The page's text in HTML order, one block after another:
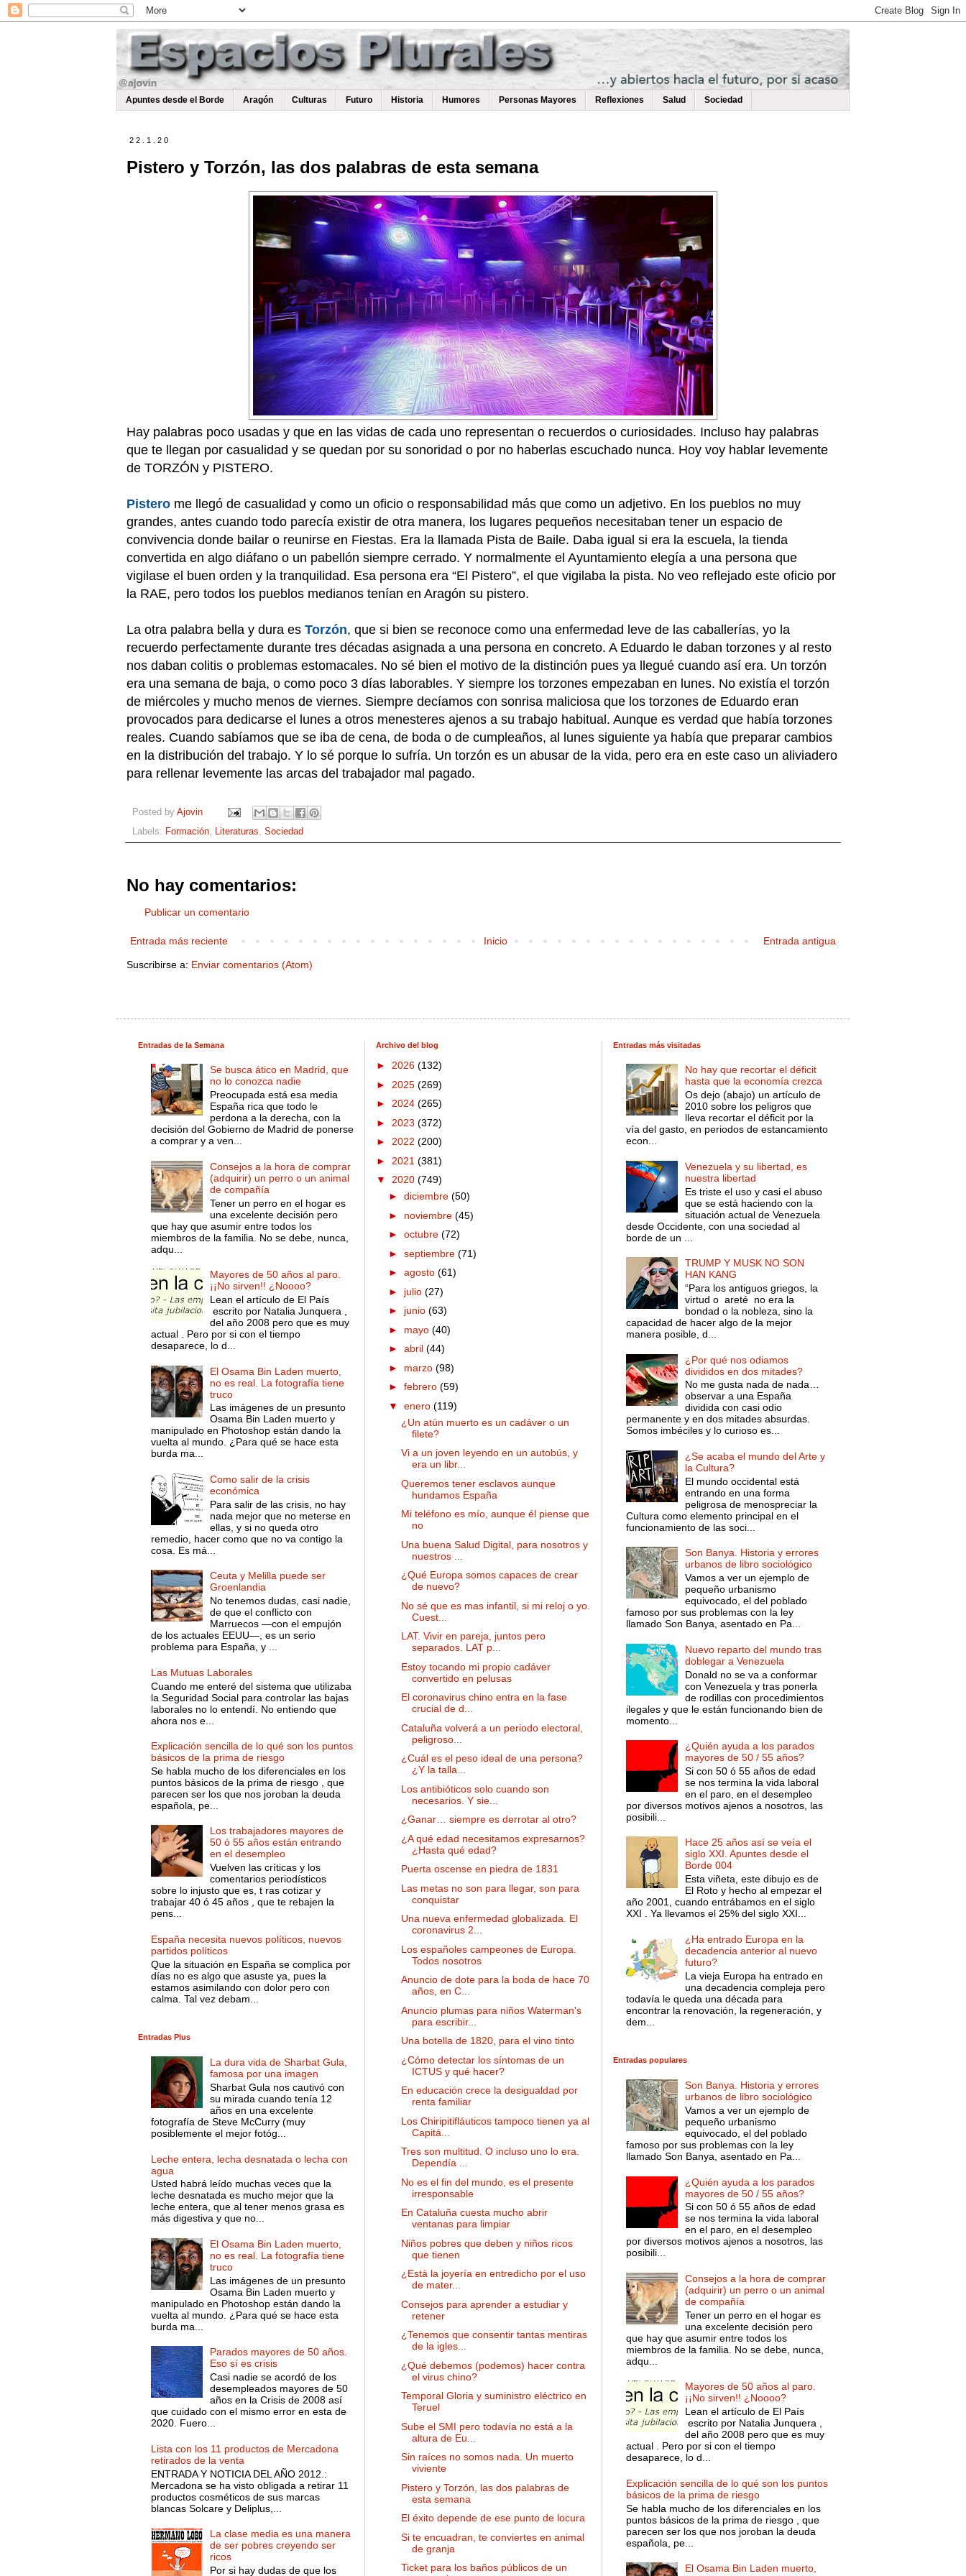
Apuntes desde el Borde Aragón Culturas Futuro Historia Humores Personas Mayores Reflexiones Salud Sociedad
22.1.20
Pistero y Torzón, las dos palabras de esta semana
Hay palabras poco usadas y que en las vidas de cada uno representan o recuerdos o curiosidades. Incluso hay palabras
que te llegan por casualidad y se quedan por su sonoridad o por no haberlas escuchado nunca. Hoy voy hablar levemente
de TORZÓN y PISTERO.
Pistero me llegó de casualidad y como un oficio o responsabilidad más que como un adjetivo. En los pueblos no muy
grandes, antes cuando todo parecía existir de otra manera, los lugares pequeños necesitaban tener un espacio de
convivencia donde bailar o reunirse en Fiestas. Era la llamada Pista de Baile. Daba igual si era la escuela, la tienda
convertida en algo diáfano o un pabellón siempre cerrado. Y normalmente el Ayuntamiento elegía a una persona que
vigilase el buen orden y la tranquilidad. Esa persona era “El Pistero”, el que vigilaba la pista. No veo reflejado este oficio por
la RAE, pero todos los pueblos medianos tenían en Aragón su pistero.
La otra palabra bella y dura es Torzón, que si bien se reconoce como una enfermedad leve de las caballerías, yo la
recuerdo perfectamente durante tres décadas asignada a una persona en concreto. A Eduardo le daban torzones y al resto
nos daban colitis o problemas estomacales. No sé bien el motivo de la distinción pues ya llegué cuando así era. Un torzón
era una semana de baja, o como poco 3 días laborables. Y siempre los torzones empezaban en lunes. No existía el torzón
de miércoles y mucho menos de viernes. Siempre decíamos con sonrisa maliciosa que los torzones de Eduardo eran
provocados para dedicarse el lunes a otros menesteres ajenos a su trabajo habitual. Aunque es verdad que había torzones
reales. Cuando sabíamos que se iba de cena, de boda o de cumpleaños, al lunes siguiente ya había que preparar cambios
en la distribución del trabajo. Y lo sé porque lo sufría. Un torzón es un abusar de la vida, pero era en este caso un aliviadero
para rellenar levemente las arcas del trabajador mal pagado.
Posted by Ajovin
Labels: Formación Literaturas Sociedad
No hay comentarios:
Publicar un comentario
Entrada más reciente Entrada antigua
Inicio
Suscribirse a: Enviar comentarios (Atom)
Entradas de la Semana
Se busca ático en Madrid, que
no lo conozca nadie
Preocupada está esa media
España rica que todo le
perdona a la derecha, con la
decisión del Gobierno de Madrid de ponerse
a comprar y a ven...
Consejos a la hora de comprar
(adquirir) un perro o un animal
de compañía
Tener un perro en el hogar es
una excelente decisión pero
que hay que asumir entre todos los
miembros de la familia. No se debe, nunca,
adqu...
Mayores de 50 años al paro.
¡¡No sirven!! ¿Noooo?
Lean el artículo de El País
escrito por Natalia Junquera ,
del año 2008 pero que es muy
actual . Pero por si con el tiempo
desaparece, lo d...
El Osama Bin Laden muerto,
no es real. La fotografía tiene
truco
Las imágenes de un presunto
Osama Bin Laden muerto y
manipulado en Photoshop están dando la
vuelta al mundo. ¿Para qué se hace esta
burda ma...
Como salir de la crisis
económica
Para salir de las crisis, no hay
nada mejor que no meterse en
ellas, y si no queda otro
remedio, hacer como que no va contigo la
cosa. Es má...
Ceuta y Melilla puede ser
Groenlandia
No tenemos dudas, casi nadie,
de que el conflicto con
Marruecos —con el empujón
de los actuales EEUU—, es un serio
problema para España, y ...
Las Mutuas Laborales
Cuando me enteré del sistema que utilizaba
la Seguridad Social para controlar las bajas
laborales no lo entendí. No entiendo que
ahora nos e...
Explicación sencilla de lo qué son los puntos
básicos de la prima de riesgo
Se habla mucho de los diferenciales en los
puntos básicos de la prima de riesgo , que
parecen ser los que nos joroban la deuda
española, pe...
Los trabajadores mayores de
50 ó 55 años están entrando
en el desempleo
Vuelven las críticas y los
comentarios periodísticos
sobre lo injusto que es, t ras cotizar y
trabajar 40 ó 45 años , que te rebajen la
pens...
España necesita nuevos políticos, nuevos
partidos políticos
Que la situación en España se complica por
días no es algo que asuste ya, pues la
estamos asimilando con dolor pero con
calma. Tal vez debam...
Entradas Plus
La dura vida de Sharbat Gula,
famosa por una imagen
Sharbat Gula nos cautivó con
su mirada cuando tenía 12
años en una excelente
fotografía de Steve McCurry (muy
posiblemente el mejor fotóg...
Leche entera, lecha desnatada o lecha con
agua
Usted habrá leído muchas veces que la
leche desnatada es mucho mejor que la
leche entera, que al tener menos grasa es
más digestiva y que no...
El Osama Bin Laden muerto,
no es real. La fotografía tiene
truco
Las imágenes de un presunto
Osama Bin Laden muerto y
manipulado en Photoshop están dando la
vuelta al mundo. ¿Para qué se hace esta
burda ma...
Parados mayores de 50 años.
Eso sí es crisis
Casi nadie se acordó de los
desempleados mayores de 50
años en la Crisis de 2008 así
que cuidado con el mismo error en esta de
2020. Fuero...
Lista con los 11 productos de Mercadona
retirados de la venta
ENTRADA Y NOTICIA DEL AÑO 2012.:
Mercadona se ha visto obligada a retirar 11
productos cosméticos de sus marcas
blancas Solcare y Deliplus,...
La clase media es una manera
de ser pobres creyendo ser
ricos
Por si hay dudas de que los
Archivo del blog
► 2026 (132)
► 2025 (269)
► 2024 (265)
► 2023 (372)
► 2022 (200)
► 2021 (381)
▼ 2020 (749)
► diciembre (50)
► noviembre (45)
► octubre (72)
► septiembre (71)
► agosto (61)
► julio (27)
► junio (63)
► mayo (40)
► abril (44)
► marzo (98)
► febrero (59)
▼ enero (119)
¿Un atún muerto es un cadáver o un
filete?
Vi a un joven leyendo en un autobús, y
era un libr...
Queremos tener esclavos aunque
hundamos España
Mi teléfono es mío, aunque él piense que
no
Una buena Salud Digital, para nosotros y
nuestros ...
¿Qué Europa somos capaces de crear
de nuevo?
No sé que es mas infantil, si mi reloj o yo.
Cuest...
LAT. Vivir en pareja, juntos pero
separados. LAT p...
Estoy tocando mi propio cadáver
convertido en pelusas
El coronavirus chino entra en la fase
crucial de d...
Cataluña volverá a un periodo electoral,
peligroso...
¿Cuál es el peso ideal de una persona?
¿Y la talla...
Los antibióticos solo cuando son
necesarios. Y sie...
¿Ganar… siempre es derrotar al otro?
¿A qué edad necesitamos expresarnos?
¿Hasta qué edad?
Puerta oscense en piedra de 1831
Las metas no son para llegar, son para
conquistar
Una nueva enfermedad globalizada. El
coronavirus 2...
Los españoles campeones de Europa.
Todos nosotros
Anuncio de dote para la boda de hace 70
años, en C...
Anuncio plumas para niños Waterman's
para escribir...
Una botella de 1820, para el vino tinto
¿Cómo detectar los síntomas de un
ICTUS y qué hacer?
En educación crece la desigualdad por
renta familiar
Los Chiripitifláuticos tampoco tienen ya al
Capitá...
Tres son multitud. O incluso uno lo era.
Dependía ...
No es el fin del mundo, es el presente
irresponsable
En Cataluña cuesta mucho abrir
ventanas para limpiar
Niños pobres que deben y niños ricos
que tienen
¿Está la joyería en entredicho por el uso
de mater...
Consejos para aprender a estudiar y
retener
¿Tenemos que consentir tantas mentiras
de la igles...
¿Qué debemos (podemos) hacer contra
el virus chino?
Temporal Gloria y suministro eléctrico en
Teruel
Sube el SMI pero todavía no está a la
altura de Eu...
Sin raíces no somos nada. Un muerto
viviente
Pistero y Torzón, las dos palabras de
esta semana
El éxito depende de ese punto de locura
Si te encuadran, te conviertes en animal
de granja
Ticket para los baños públicos de un
Entradas más visitadas
No hay que recortar el déficit
hasta que la economía crezca
Os dejo (abajo) un artículo de
2010 sobre los peligros que
lleva recortar el déficit por la
vía del gasto, en periodos de estancamiento
econ...
Venezuela y su libertad, es
nuestra libertad
Es triste el uso y casi el abuso
que se está haciendo con la
situación actual de Venezuela
desde Occidente, con una sociedad al
borde de un ...
TRUMP Y MUSK NO SON
HAN KANG
“Para los antiguos griegos, la
virtud o areté no era la
bondad o la nobleza, sino la
capacidad de hacer algo de la mejor
manera posible, d...
¿Por qué nos odiamos
divididos en dos mitades?
No me gusta nada de nada…
observar a una España
dividida con casi odio
permanente y en dos mitades absurdas.
Somos imbéciles y lo curioso es...
¿Se acaba el mundo del Arte y
la Cultura?
El mundo occidental está
entrando en una forma
peligrosa de menospreciar la
Cultura como elemento principal en el
funcionamiento de las soci...
Son Banya. Historia y errores
urbanos de libro sociológico
Vamos a ver un ejemplo de
pequeño urbanismo
equivocado, el del poblado
famoso por sus problemas con la ley
llamado Son Banya, asentado en Pa...
Nuevo reparto del mundo tras
doblegar a Venezuela
Donald no se va a conformar
con Venezuela y tras ponerla
de rodillas con procedimientos
ilegales y que le están funcionando bien de
momento...
¿Quién ayuda a los parados
mayores de 50 / 55 años?
Si con 50 ó 55 años de edad
se nos termina la vida laboral
en el paro, en el desempleo
por diversos motivos ajenos a nosotros, las
posibili...
Hace 25 años así se veía el
siglo XXI. Apuntes desde el
Borde 004
Esta viñeta, este dibujo es de
El Roto y hecho al empezar el
año 2001, cuando entrábamos en el siglo
XXI . Ya llevamos el 25% del siglo XXI...
¿Ha entrado Europa en la
decadencia anterior al nuevo
futuro?
La vieja Europa ha entrado en
una decadencia compleja pero
todavía le queda una década para
encontrar la renovación, la regeneración, y
dem...
Entradas populares
Son Banya. Historia y errores
urbanos de libro sociológico
Vamos a ver un ejemplo de
pequeño urbanismo
equivocado, el del poblado
famoso por sus problemas con la ley
llamado Son Banya, asentado en Pa...
¿Quién ayuda a los parados
mayores de 50 / 55 años?
Si con 50 ó 55 años de edad
se nos termina la vida laboral
en el paro, en el desempleo
por diversos motivos ajenos a nosotros, las
posibili...
Consejos a la hora de comprar
(adquirir) un perro o un animal
de compañía
Tener un perro en el hogar es
una excelente decisión pero
que hay que asumir entre todos los
miembros de la familia. No se debe, nunca,
adqu...
Mayores de 50 años al paro.
¡¡No sirven!! ¿Noooo?
Lean el artículo de El País
escrito por Natalia Junquera ,
del año 2008 pero que es muy
actual . Pero por si con el tiempo
desaparece, lo d...
Explicación sencilla de lo qué son los puntos
básicos de la prima de riesgo
Se habla mucho de los diferenciales en los
puntos básicos de la prima de riesgo , que
parecen ser los que nos joroban la deuda
española, pe...
El Osama Bin Laden muerto,